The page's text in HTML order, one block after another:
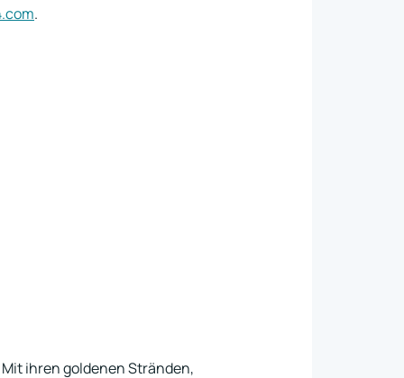
.
ihren goldenen Stränden,